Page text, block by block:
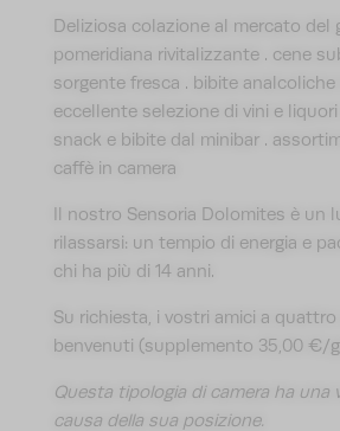
Deliziosa colazione al mercato del
pomeridiana rivitalizzante . cene
sorgente fresca . bibite analcoliche
eccellente selezione di vini e liquori
snack e bibite dal minibar .
caffè in camera
Il nostro Sensoria Dolomites è un
rilassarsi: un tempio di energia e
chi ha più di 14 anni.
Su richiesta, i vostri amici a
benvenuti (supplemento 35,00 €/
Questa tipologia di camera ha una
causa della sua posizione.